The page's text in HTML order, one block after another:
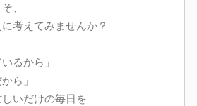
、
考えてみませんか？
るから」
ら」
いだけの毎日を